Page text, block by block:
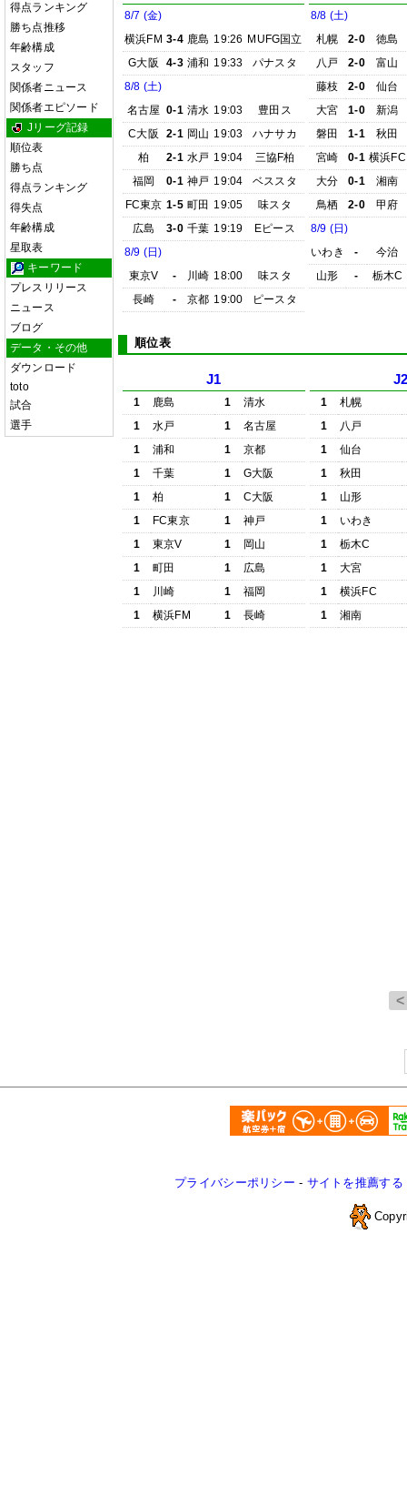
得点ランキング
勝ち点推移
年齢構成
スタッフ
関係者ニュース
関係者エピソード
Jリーグ記録
順位表
勝ち点
得点ランキング
得失点
年齢構成
星取表
キーワード
プレスリリース
ニュース
ブログ
データ・その他
ダウンロード
toto
試合
選手
8/7 (金)
横浜FM 3-4 鹿島 19:26 MUFG国立
G大阪
4-3 浦和 19:33
パナスタ
8/8 (土)
名古屋 0-1 清水 19:03
豊田ス
C大阪
2-1 岡山 19:03
ハナサカ
柏
2-1 水戸 19:04
三協F柏
福岡
0-1 神戸 19:04
ベススタ
FC東京 1-5 町田 19:05
味スタ
広島
3-0 千葉 19:19
Eピース
8/9 (日)
東京V
- 川崎 18:00
味スタ
長崎
- 京都 19:00 ピースタ
8/8 (土)
札幌
2-0
徳島
八戸
2-0
富山
藤枝
2-0
仙台
大宮
1-0
新潟
磐田
1-1
秋田
宮崎
0-1 横浜FC
大分
0-1
湘南
鳥栖
2-0
甲府
8/9 (日)
いわき
-
今治
山形
- 栃木C
順位表
J1
1 鹿島 1
清水
1
水戸 1
名古屋
1
浦和 1
京都
1
千葉 1
G大阪
1
柏 1
C大阪
1
FC東京 1
神戸
1
東京V 1
岡山
1
町田 1
広島
1
川崎 1
福岡
1
横浜FM 1 長崎
1
札幌
1
八戸
1
仙台
1
秋田
1
山形
1
いわき
1
栃木C
1
大宮
1
横浜FC
1
湘南
プライバシーポリシー - サイトを推薦する